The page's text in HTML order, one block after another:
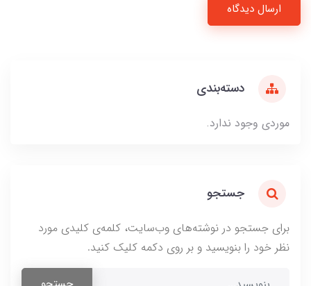
ارسال دیدگاه
دسته‌بندی
موردی وجود ندارد.
جستجو
برای جستجو در نوشته‌های وب‌سایت، کلمه‌ی کلیدی مورد
نظر خود را بنویسید و بر روی دکمه کلیک کنید.